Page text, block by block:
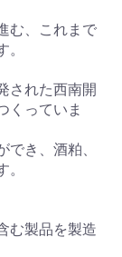
む、これまで
。
された西南開
くっていま
き、酒粕、
。
む製品を製造